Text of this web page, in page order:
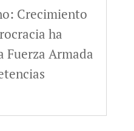
Crecimiento
ha
Fuerza Armada